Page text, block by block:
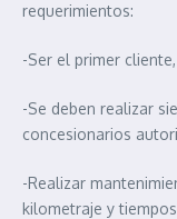
requerimientos:
-Ser el primer
-Se deben realizar
concesionarios
-Realizar
kilometraje y